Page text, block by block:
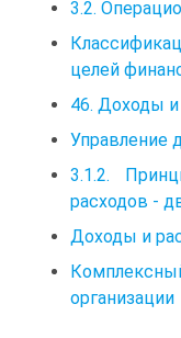
3.2.
целей
46. Доходы
Управление
3.1.2.
расходов -
Доходы и
организации